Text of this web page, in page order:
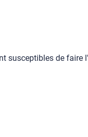
susceptibles de faire